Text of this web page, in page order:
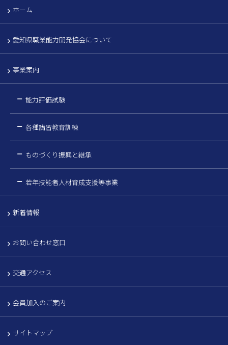
ホーム
愛知県職業能力開発協会について
事業案内
能力評価試験
各種講習教育訓練
ものづくり振興と継承
若年技能者人材育成支援等事業
新着情報
お問い合わせ窓口
交通アクセス
会員加入のご案内
サイトマップ